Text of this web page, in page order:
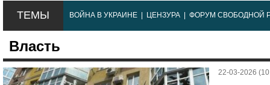
ТЕМЫ ВОЙНА В УКРАИНЕ ЦЕНЗУРА ФОРУМ СВОБОДНОЙ
Власть
22-03-2026